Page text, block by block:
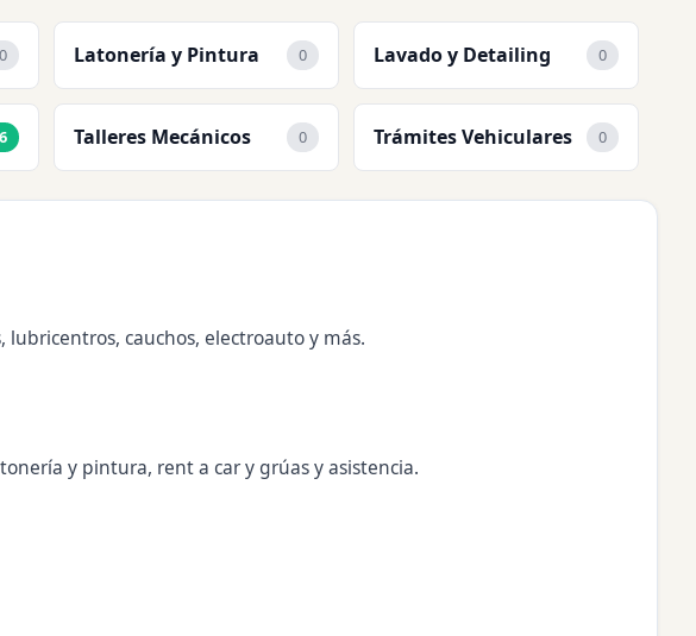
0 Latonería y Pintura 0 Lavado y Detailing 0
Talleres Mecánicos 0 Trámites Vehiculares 0
cauchos, electroauto y más.
y pintura, rent a car y grúas y asistencia.